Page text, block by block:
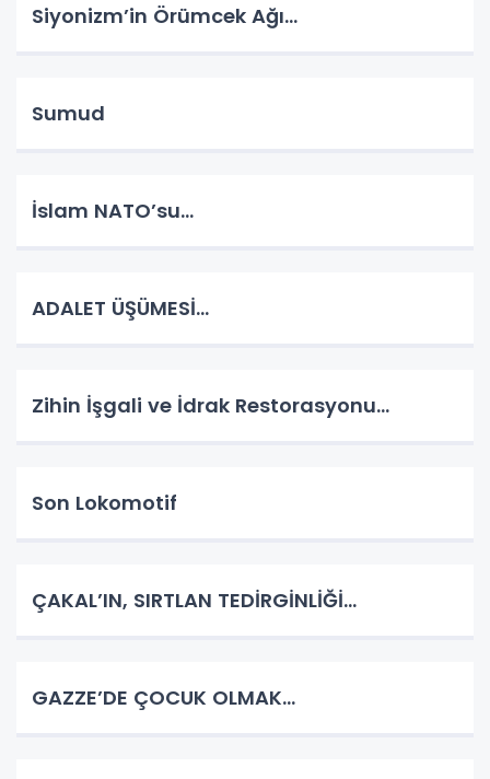
Siyonizm’in Örümcek Ağı…
Sumud
İslam NATO’su…
ADALET ÜŞÜMESİ…
Zihin İşgali ve İdrak Restorasyonu…
Son Lokomotif
ÇAKAL’IN, SIRTLAN TEDİRGİNLİĞİ…
GAZZE’DE ÇOCUK OLMAK…